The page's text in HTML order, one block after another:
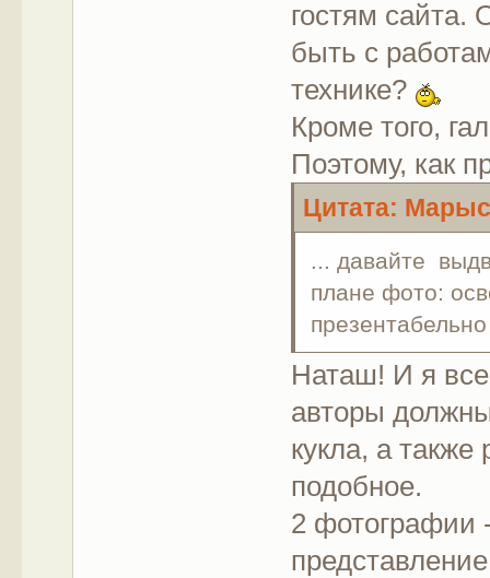
гостям сайта.
быть с
технике?
Кроме того,
Поэтому, как
Цитата:
... давайте
плане фото:
Наташ! И я
авторы
кукла, а
подобное.
2 фотографии